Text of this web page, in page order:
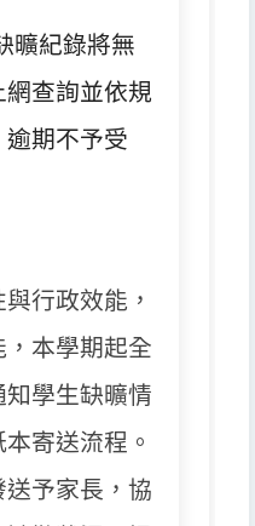
曠紀錄將無
網查詢並依規
期不予受
行政效能，
本學期起全
學生缺曠情
寄送流程。
予家長， 協